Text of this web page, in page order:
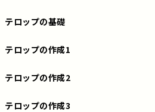
テロップの基礎
テロップの作成1
テロップの作成2
テロップの作成3